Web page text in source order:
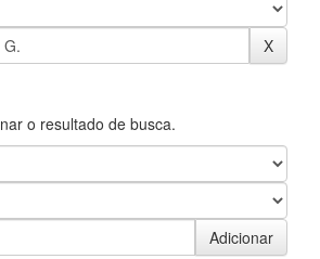
o resultado de busca.